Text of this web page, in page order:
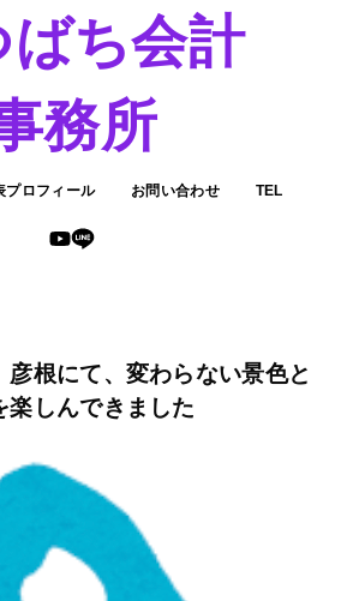
ばち会計
務所
プロフィール お問い合わせ TEL
彦根にて、変わらない景色と
楽しんできました